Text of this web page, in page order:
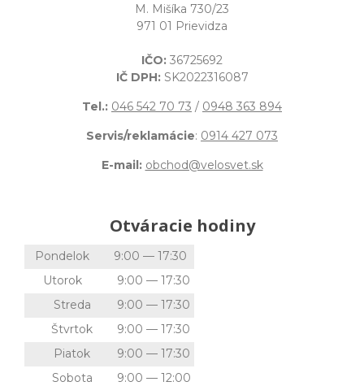
M. Mišíka 730/23
971 01 Prievidza
IČO: 36725692
IČ DPH: SK2022316087
Tel.: 046 542 70 73 / 0948 363 894
Servis/reklamácie: 0914 427 073
E-mail: obchod@velosvet.sk
Otváracie hodiny
Pondelok
9:00 — 17:30
Utorok
9:00 — 17:30
Streda
9:00 — 17:30
Štvrtok
9:00 — 17:30
Piatok
9:00 — 17:30
Sobota
9:00 — 12:00